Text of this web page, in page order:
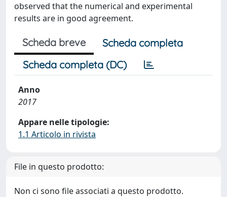
observed that the numerical and experimental
results are in good agreement.
Scheda breve
Scheda completa
Scheda completa (DC)
Anno
2017
Appare nelle tipologie:
1.1 Articolo in rivista
File in questo prodotto:
Non ci sono file associati a questo prodotto.